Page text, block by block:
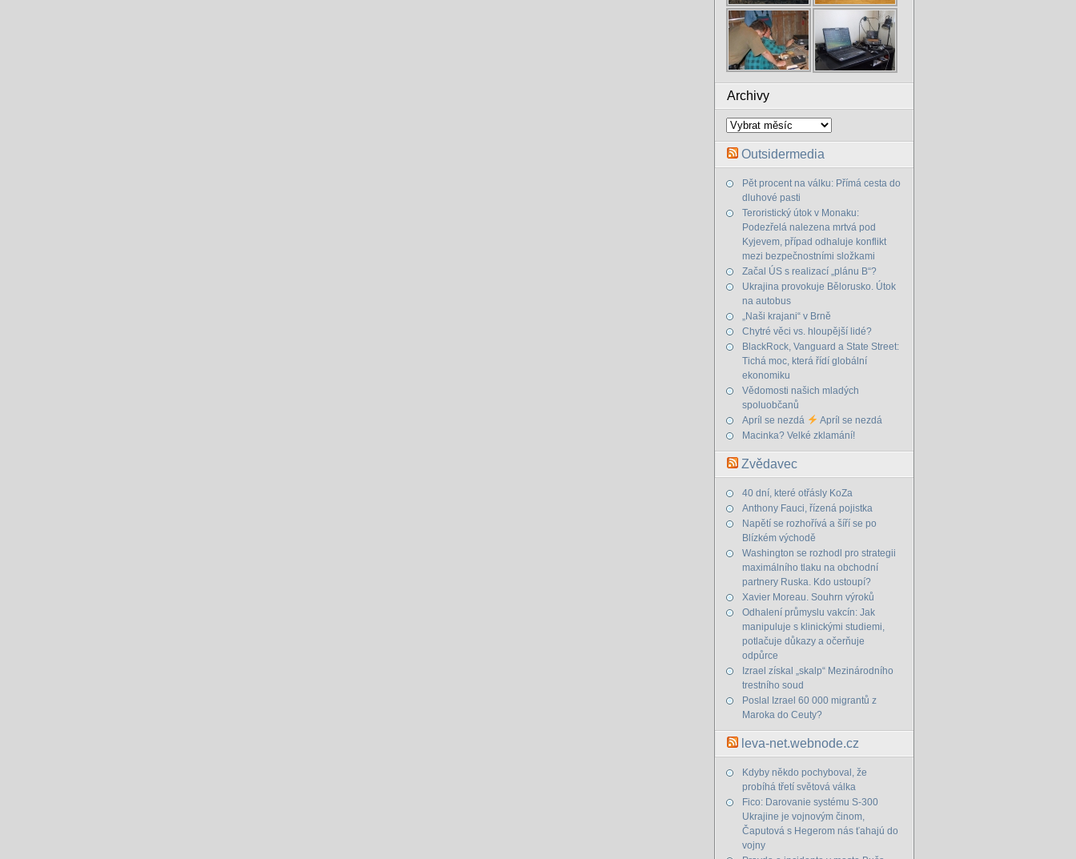
Archivy
Archivy
Outsidermedia
Pět procent na válku: Přímá cesta do
dluhové pasti
Teroristický útok v Monaku:
Podezřelá nalezena mrtvá pod
Kyjevem, případ odhaluje konflikt
mezi bezpečnostními složkami
Začal ÚS s realizací „plánu B“?
Ukrajina provokuje Bělorusko. Útok
na autobus
„Naši krajani“ v Brně
Chytré věci vs. hloupější lidé?
BlackRock, Vanguard a State Street:
Tichá moc, která řídí globální
ekonomiku
Vědomosti našich mladých
spoluobčanů
Apríl se nezdá
Apríl se nezdá
Macinka? Velké zklamání!
Zvědavec
40 dní, které otřásly KoZa
Anthony Fauci, řízená pojistka
Napětí se rozhořívá a šíří se po
Blízkém východě
Washington se rozhodl pro strategii
maximálního tlaku na obchodní
partnery Ruska. Kdo ustoupí?
Xavier Moreau. Souhrn výroků
Odhalení průmyslu vakcín: Jak
manipuluje s klinickými studiemi,
potlačuje důkazy a očerňuje
odpůrce
Izrael získal „skalp“ Mezinárodního
trestního soud
Poslal Izrael 60 000 migrantů z
Maroka do Ceuty?
leva-net.webnode.cz
Kdyby někdo pochyboval, že
probíhá třetí světová válka
Fico: Darovanie systému S-300
Ukrajine je vojnovým činom,
Čaputová s Hegerom nás ťahajú do
vojny